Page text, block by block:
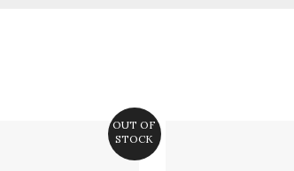
OUT OF
STOCK